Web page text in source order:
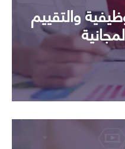
والتقييم